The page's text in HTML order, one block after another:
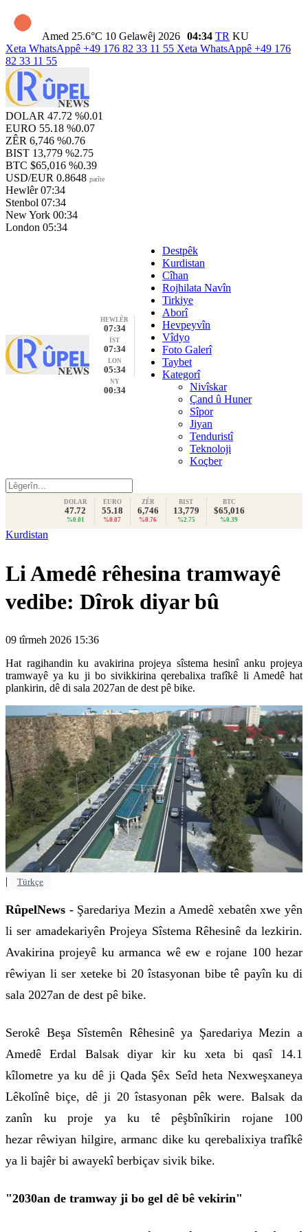
Amed 25.6°C 10 Gelawêj 2026 04:34 TR KU
Xeta WhatsAppê +49 176 82 33 11 55 Xeta WhatsAppê +49 176
82 33 11 55
DOLAR 47.72 %0.01
EURO 55.18 %0.07
ZÊR 6,746 %0.76
BIST 13,779 %2.75
BTC $65,016 %0.39
USD/EUR 0.8648 parîte
Hewlêr 07:34
Stenbol 07:34
New York 00:34
London 05:34
HEWLÊR
07:34
İST
07:34
LON
05:34
NY
00:34
Destpêk
Kurdistan
Cîhan
Rojhilata Navîn
Tirkiye
Aborî
Hevpeyvîn
Vîdyo
Foto Galerî
Taybet
Kategorî
Nivîskar
Çand û Huner
Sîpor
Jiyan
Tenduristî
Teknoloji
Koçber
DOLAR
47.72
%0.01
EURO
55.18
%0.07
ZÊR
6,746
%0.76
BIST
13,779
%2.75
BTC
$65,016
%0.39
Kurdistan
Li Amedê rêhesina tramwayê
vedibe: Dîrok diyar bû
09 tîrmeh 2026 15:36
Hat ragihandin ku avakirina projeya sîstema hesinî anku projeya
tramwayê ya ku ji bo sivikkirina qerebalixa trafîkê li Amedê hat
plankirin, dê di sala 2027an de dest pê bike.
| Türkçe
RûpelNews -Şaredariya Mezin a Amedê xebatên xwe yên
li ser amadekariyên Projeya Sîstema Rêhesinê da lezkirin.
Avakirina projeyê ku armanca wê ew e rojane 100 hezar
rêwiyan li ser xeteke bi 20 îstasyonan bibe tê payîn ku di
sala 2027an de dest pê bike.
Serokê Beşa Sîstemên Rêhesinê ya Şaredariya Mezin a
Amedê Erdal Balsak diyar kir ku xeta bi qasî 14.1
kîlometre ya ku dê ji Qada Şêx Seîd heta Nexweşxaneya
Lêkolînê biçe, dê ji 20 îstasyonan pêk were. Balsak da
zanîn ku proje ya ku tê pêşbînîkirin rojane 100
hezar rêwiyan hilgire, armanc dike ku qerebalixiya trafîkê
ya li bajêr bi awayekî berbiçav sivik bike.
"2030an de tramway ji bo gel dê bê vekirin"